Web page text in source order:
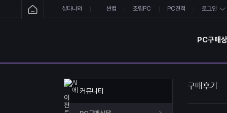
샵다나와 싼컴 조립PC PC견적 로그인
PC구매
커뮤니티 구매후기